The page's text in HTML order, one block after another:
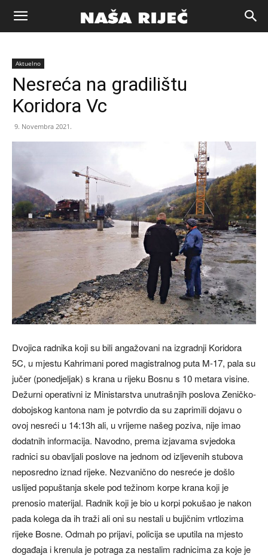
Naša
riječ
Aktuelno
Nesreća na gradilištu
Koridora Vc
9. Novembra 2021.
Dvojica radnika koji su bili angažovani na izgradnji Koridora
5C, u mjestu Kahrimani pored magistralnog puta M-17, pala su
jučer (ponedjeljak) s krana u rijeku Bosnu s 10 metara visine.
Dežurni operativni iz Ministarstva unutrašnjih poslova Zeničko-
dobojskog kantona nam je potvrdio da su zaprimili dojavu o
ovoj nesreći u 14:13h ali, u vrijeme našeg poziva, nije imao
dodatnih informacija. Navodno, prema izjavama svjedoka
radnici su obavljali poslove na jednom od izljevenih stubova
neposredno iznad rijeke. Nezvanično do nesreće je došlo
uslijed popuštanja skele pod težinom korpe krana koji je
prenosio materijal. Radnik koji je bio u korpi pokušao je nakon
pada kolega da ih traži ali oni su nestali u bujičnim vrtlozima
rijeke Bosne. Odmah po prijavi, policija se uputila na mjesto
događaja i krenula je potraga za nestalim radnicima za koje je